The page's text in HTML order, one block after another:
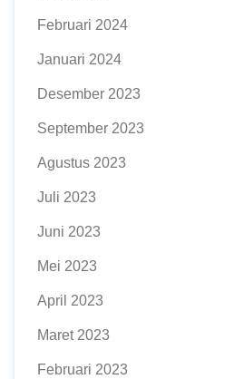
Februari 2024
Januari 2024
Desember 2023
September 2023
Agustus 2023
Juli 2023
Juni 2023
Mei 2023
April 2023
Maret 2023
Februari 2023